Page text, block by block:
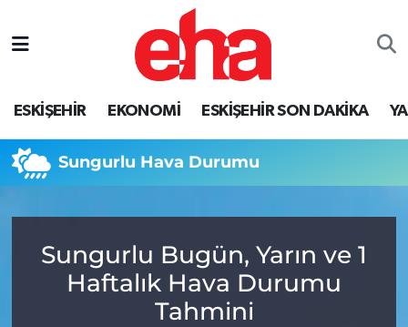
ESKİŞEHİR EKONOMİ ESKİŞEHİR SON DAKİKA
Sungurlu Hava Durumu
Sungurlu Bugün, Yarın ve 1
Haftalık Hava Durumu
Tahmini